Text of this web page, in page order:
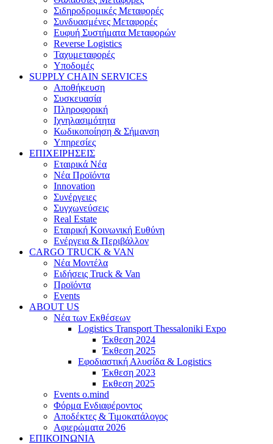
Σιδηροδρομικές Μεταφορές
Συνδυασμένες Μεταφορές
Ευφυή Συστήματα Μεταφορών
Reverse Logistics
Ταχυμεταφορές
Υποδομές
SUPPLY CHAIN SERVICES
Αποθήκευση
Συσκευασία
Πληροφορική
Ιχνηλασιμότητα
Κωδικοποίηση & Σήμανση
Υπηρεσίες
ΕΠΙΧΕΙΡΗΣΕΙΣ
Εταιρικά Νέα
Νέα Προϊόντα
Innovation
Συνέργειες
Συγχωνεύσεις
Real Estate
Εταιρική Κοινωνική Ευθύνη
Ενέργεια & Περιβάλλον
CARGO TRUCK & VAN
Νέα Μοντέλα
Ειδήσεις Truck & Van
Προϊόντα
Events
ABOUT US
Νέα των Εκθέσεων
Logistics Transport Thessaloniki Expo
Έκθεση 2024
Έκθεση 2025
Εφοδιαστική Αλυσίδα & Logistics
Έκθεση 2023
Εκθεση 2025
Events o.mind
Φόρμα Ενδιαφέροντος
Αποδέκτες & Τιμοκατάλογος
Αφιερώματα 2026
ΕΠΙΚΟΙΝΩΝΙΑ